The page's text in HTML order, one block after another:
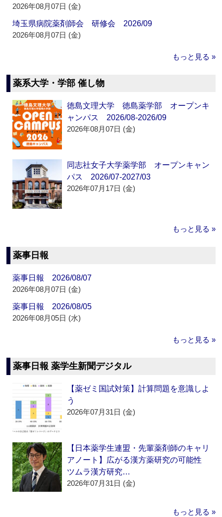
2026年08月07日 (金)
埼玉県病院薬剤師会 研修会 2026/09
2026年08月07日 (金)
もっと見る »
薬系大学・学部 催し物
徳島文理大学 徳島薬学部 オープンキ
ャンパス 2026/08-2026/09
2026年08月07日 (金)
同志社女子大学薬学部 オープンキャン
パス 2026/07-2027/03
2026年07月17日 (金)
もっと見る »
薬事日報
薬事日報 2026/08/07
2026年08月07日 (金)
薬事日報 2026/08/05
2026年08月05日 (水)
もっと見る »
薬事日報 薬学生新聞デジタル
【薬ゼミ国試対策】計算問題を意識しよ
う
2026年07月31日 (金)
【日本薬学生連盟・先輩薬剤師のキャリ
アノート】広がる漢方薬研究の可能性
ツムラ漢方研究…
2026年07月31日 (金)
もっと見る »